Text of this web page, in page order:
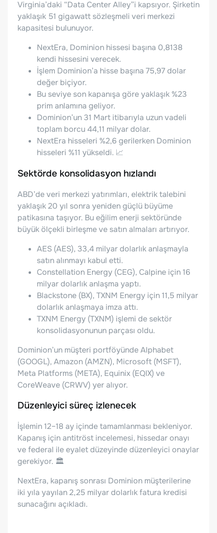
Virginia’daki “Data Center Alley”i kapsıyor. Şirketin
yaklaşık 51 gigawatt sözleşmeli veri merkezi
kapasitesi bulunuyor.
NextEra, Dominion hissesi başına 0,8138
kendi hissesini verecek.
İşlem Dominion’a hisse başına 75,97 dolar
değer biçiyor.
Bu seviye son kapanışa göre yaklaşık %23
prim anlamına geliyor.
Dominion’un 31 Mart itibarıyla uzun vadeli
toplam borcu 44,11 milyar dolar.
NextEra hisseleri %2,6 gerilerken Dominion
hisseleri %11 yükseldi. 📈
Sektörde konsolidasyon hızlandı
ABD’de veri merkezi yatırımları, elektrik talebini
yaklaşık 20 yıl sonra yeniden güçlü büyüme
patikasına taşıyor. Bu eğilim enerji sektöründe
büyük ölçekli birleşme ve satın almaları artırıyor.
AES (AES), 33,4 milyar dolarlık anlaşmayla
satın alınmayı kabul etti.
Constellation Energy (CEG), Calpine için 16
milyar dolarlık anlaşma yaptı.
Blackstone (BX), TXNM Energy için 11,5 milyar
dolarlık anlaşmaya imza attı.
TXNM Energy (TXNM) işlemi de sektör
konsolidasyonunun parçası oldu.
Dominion’un müşteri portföyünde Alphabet
(GOOGL), Amazon (AMZN), Microsoft (MSFT),
Meta Platforms (META), Equinix (EQIX) ve
CoreWeave (CRWV) yer alıyor.
Düzenleyici süreç izlenecek
İşlemin 12–18 ay içinde tamamlanması bekleniyor.
Kapanış için antitröst incelemesi, hissedar onayı
ve federal ile eyalet düzeyinde düzenleyici onaylar
gerekiyor. 🏛️
NextEra, kapanış sonrası Dominion müşterilerine
iki yıla yayılan 2,25 milyar dolarlık fatura kredisi
sunacağını açıkladı.